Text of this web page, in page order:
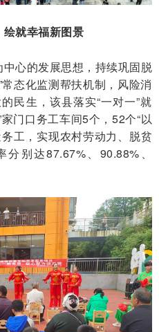
绘就幸福新图景
心的发展思想，持续巩固脱
态化监测帮扶机制，风险消
民生，该县落实“一对一”就
门口务工车间5个，52个“以
工，实现农村劳动力、脱贫
别达87.67%、90.88%、